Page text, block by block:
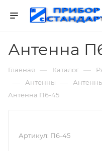
Антенна
Главная — Каталог —
— Антенны —
Антенна П6-45
Артикул: П6-45